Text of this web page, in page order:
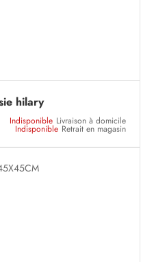
hilary
Indisponible Livraison à domicile
Indisponible Retrait en magasin